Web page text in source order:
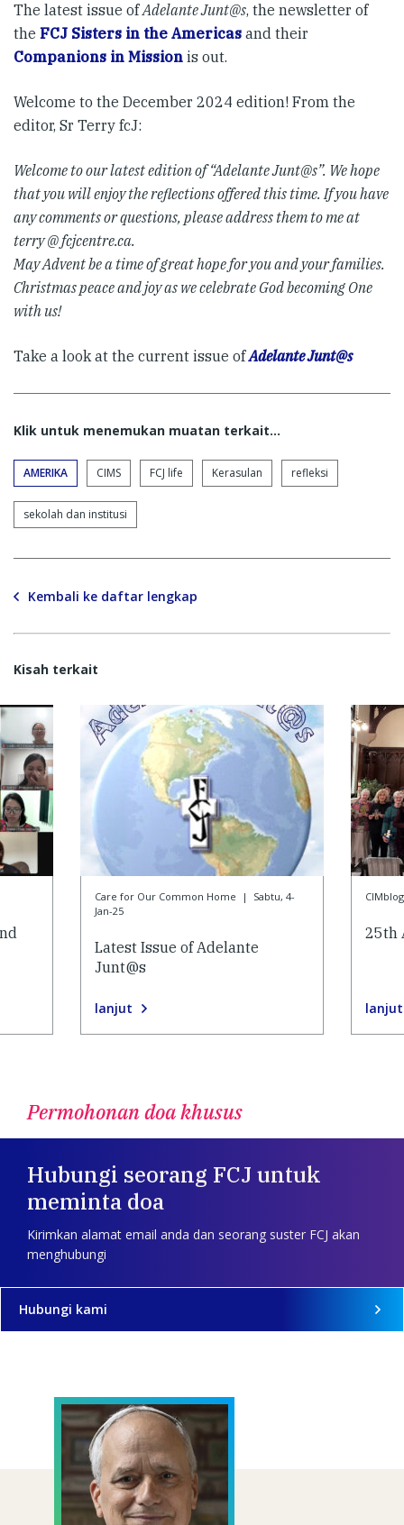
The latest issue ofAdelante Junt@s, the newsletter of
the FCJ Sisters in the Americas and their
Companions in Mission is out.
Welcome to the December 2024 edition! From the
editor, Sr Terry fcJ:
Welcome to our latest edition of “Adelante Junt@s”. We hope
that you will enjoy the reflections offered this time. If you have
any comments or questions, please address them to me at
terry @ fcjcentre.ca.
May Advent be a time of great hope for you and your families.
Christmas peace and joy as we celebrate God becoming One
with us!
Take a look at the current issue ofAdelante Junt@s
Klik untuk menemukan muatan terkait...
AMERIKA CIMS FCJ life Kerasulan refleksi
sekolah dan institusi
Kembali ke daftar lengkap
Kisah terkait
Care for Our Common Home |
Sabtu, 4-
Jan-25
Latest Issue of Adelante
Junt@s
lanjut
CIMblog
25th
lanjut
Permohonan doa khusus
Hubungi seorang FCJ untuk
meminta doa
Kirimkan alamat email anda dan seorang suster FCJ akan
menghubungi
Hubungi kami